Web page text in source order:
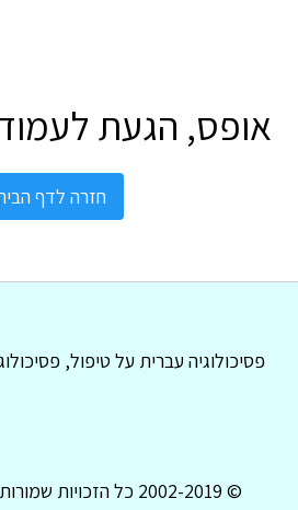
אופס, הגעת לעמוד
חזרה לדף
פסיכולוגיה עברית על טיפול,
© 2002-2019 כל הזכויות שמורות לפסיכולוגיה עברית